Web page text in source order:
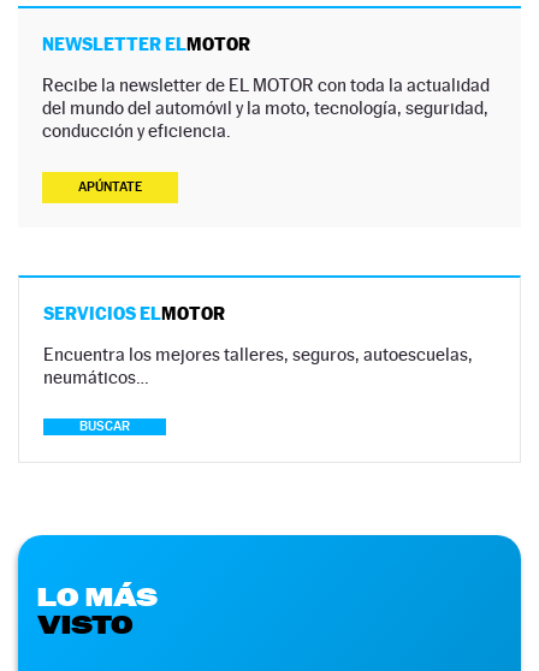
NEWSLETTER ELMOTOR
Recibe la newsletter de EL MOTOR con toda la actualidad
del mundo del automóvil y la moto, tecnología, seguridad,
conducción y eficiencia.
APÚNTATE
SERVICIOS ELMOTOR
Encuentra los mejores talleres, seguros, autoescuelas,
neumáticos…
BUSCAR
LO MÁS
VISTO